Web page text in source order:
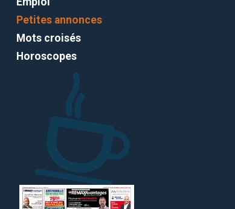
Petites annonces
Mots croisés
Horoscopes